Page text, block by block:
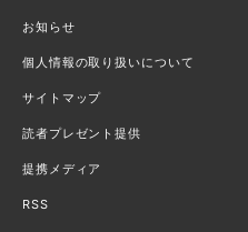
お知らせ
個人情報の取り扱いについて
サイトマップ
読者プレゼント提供
提携メディア
RSS